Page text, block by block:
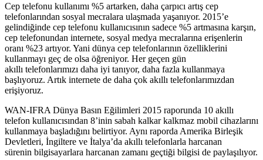
Cep telefonu kullanımı %5 artarken, daha çarpıcı artış cep
telefonlarından sosyal mecralara ulaşmada yaşanıyor. 2015’e
gelindiğinde cep telefonu kullanıcısının sadece %5 artmasına karşın,
cep telefonundan internete, sosyal medya mecralarına erişenlerin
oranı %23 artıyor. Yani dünya cep telefonlarının özelliklerini
kullanmayı geç de olsa öğreniyor. Her geçen gün
akıllı telefonlarımızı daha iyi tanıyor, daha fazla kullanmaya
başlıyoruz. Artık internete de daha çok akıllı telefonlarımızdan
erişiyoruz.
WAN-IFRA Dünya Basın Eğilimleri 2015 raporunda 10 akıllı
telefon kullanıcısından 8’inin sabah kalkar kalkmaz mobil cihazlarını
kullanmaya başladığını belirtiyor. Aynı raporda Amerika Birleşik
Devletleri, İngiltere ve İtalya’da akıllı telefonlarla harcanan
sürenin bilgisayarlara harcanan zamanı geçtiği bilgisi de paylaşılıyor.